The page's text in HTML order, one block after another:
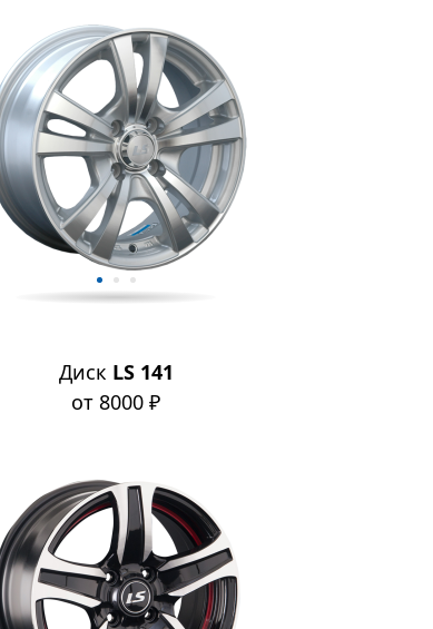
Диск LS 141
от 8000 ₽